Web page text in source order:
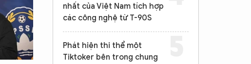
nhất của Việt Nam tích hợp
các công nghệ từ T-90S
Phát hiện thi thể một
Tiktoker bên trong chung